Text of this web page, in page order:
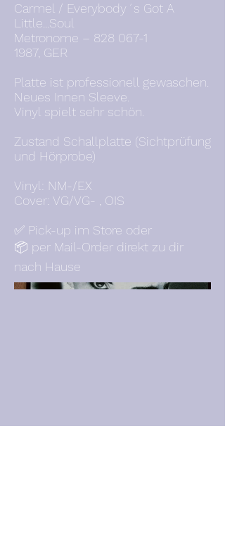
Carmel / Everybody´s Got A
Little...Soul
Metronome – 828 067-1
1987, GER
Platte ist professionell gewaschen.
Neues Innen Sleeve.
Vinyl spielt sehr schön.
Zustand Schallplatte (Sichtprüfung
und Hörprobe)
Vinyl: NM-/EX
Cover: VG/VG- , OIS
✅ Pick-up im Store oder
📦 per Mail-Order direkt zu dir
nach Hause